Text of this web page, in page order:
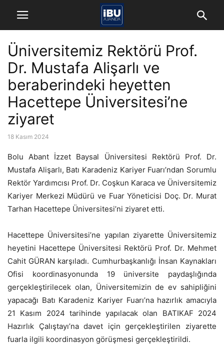
Üniversitemiz Rektörü Prof.
Dr. Mustafa Alişarlı ve
beraberindeki heyetten
Hacettepe Üniversitesi’ne
ziyaret
18 Kasım 2024
Bolu Abant İzzet Baysal Üniversitesi Rektörü Prof. Dr.
Mustafa Alişarlı, Batı Karadeniz Kariyer Fuarı’ndan Sorumlu
Rektör Yardımcısı Prof. Dr. Coşkun Karaca ve Üniversitemiz
Kariyer Merkezi Müdürü ve Fuar Yöneticisi Doç. Dr. Murat
Tarhan Hacettepe Üniversitesi’ni ziyaret etti.
Hacettepe Üniversitesi’ne yapılan ziyarette Üniversitemiz
heyetini Hacettepe Üniversitesi Rektörü Prof. Dr. Mehmet
Cahit GÜRAN karşıladı. Cumhurbaşkanlığı İnsan Kaynakları
Ofisi koordinasyonunda 19 üniversite paydaşlığında
gerçekleştirilecek olan, Üniversitemizin de ev sahipliğini
yapacağı Batı Karadeniz Kariyer Fuarı’na hazırlık amacıyla
21 Kasım 2024 tarihinde yapılacak olan BATIKAF 2024
Hazırlık Çalıştayı’na davet için gerçekleştirilen ziyarette
fuarla ilgili koordinasyon görüşmesi gerçekleştirildi.